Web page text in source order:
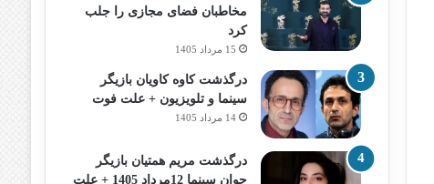
مخاطبان فضای مجازی را جلب
کرد
15 مرداد 1405
درگذشت کاوه کاویان بازیگر
سینما و تلویزیون + علت فوت
14 مرداد 1405
درگذشت مریم همتیان بازیگر
جوان سینما 12مرداد 1405 + علت